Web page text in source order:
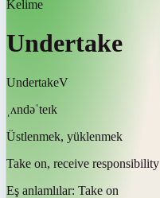
Kelime
Undertake
UndertakeV
ˌʌndəˈteɪk
Üstlenmek, yüklenmek
Take on, receive responsibility
Eş anlamlılar: Take on